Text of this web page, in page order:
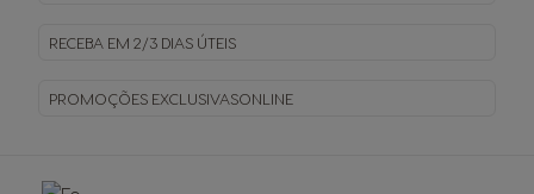
RECEBA EM 2/3 DIAS ÚTEIS
PROMOÇÕES EXCLUSIVASONLINE